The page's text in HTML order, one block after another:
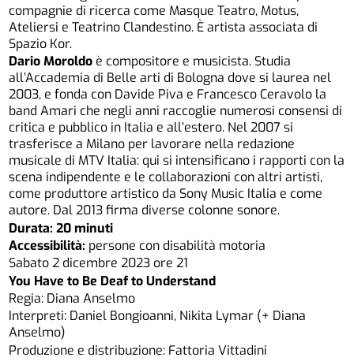
compagnie di ricerca come Masque Teatro, Motus,
Ateliersi e Teatrino Clandestino. È artista associata di
Spazio Kor.
Dario Moroldo è compositore e musicista. Studia
all’Accademia di Belle arti di Bologna dove si laurea nel
2003, e fonda con Davide Piva e Francesco Ceravolo la
band Amari che negli anni raccoglie numerosi consensi di
critica e pubblico in Italia e all’estero. Nel 2007 si
trasferisce a Milano per lavorare nella redazione
musicale di MTV Italia: qui si intensificano i rapporti con la
scena indipendente e le collaborazioni con altri artisti,
come produttore artistico da Sony Music Italia e come
autore. Dal 2013 firma diverse colonne sonore.
Durata: 20 minuti
Accessibilità: persone con disabilità motoria
Sabato 2 dicembre 2023 ore 21
You Have to Be Deaf to Understand
Regia: Diana Anselmo
Interpreti: Daniel Bongioanni, Nikita Lymar (+ Diana
Anselmo)
Produzione e distribuzione: Fattoria Vittadini